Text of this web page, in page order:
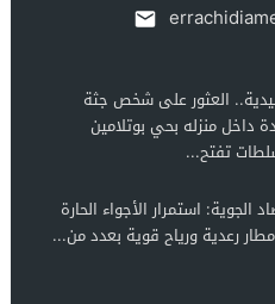
العثور على شخص جثة
داخل منزله بحي بوتلامين
تفتح...
الجوية: استمرار الأجواء الحارة
رعدية ورياح قوية بعدد من...